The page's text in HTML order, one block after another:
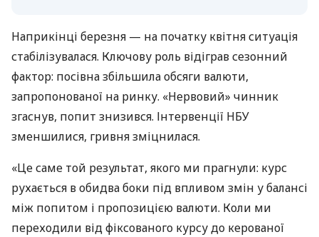
Наприкінці березня — на початку квітня ситуація
стабілізувалася. Ключову роль відіграв сезонний
фактор: посівна збільшила обсяги валюти,
запропонованої на ринку. «Нервовий» чинник
згаснув, попит знизився. Інтервенції НБУ
зменшилися, гривня зміцнилася.
«Це саме той результат, якого ми прагнули: курс
рухається в обидва боки під впливом змін у балансі
між попитом і пропозицією валюти. Коли ми
переходили від фіксованого курсу до керованої